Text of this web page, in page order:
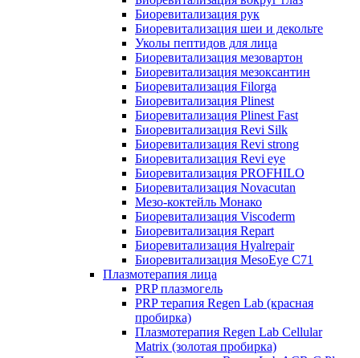
Биоревитализация рук
Биоревитализация шеи и декольте
Уколы пептидов для лица
Биоревитализация мезовартон
Биоревитализация мезоксантин
Биоревитализация Filorga
Биоревитализация Plinest
Биоревитализация Plinest Fast
Биоревитализация Revi Silk
Биоревитализация Revi strong
Биоревитализация Revi eye
Биоревитализация PROFHILO
Биоревитализация Novacutan
Мезо-коктейль Монако
Биоревитализация Viscoderm
Биоревитализация Repart
Биоревитализация Hyalrepair
Биоревитализация MesoEye C71
Плазмотерапия лица
PRP плазмогель
PRP терапия Regen Lab (красная
пробирка)
Плазмотерапия Regen Lab Cellular
Matrix (золотая пробирка)